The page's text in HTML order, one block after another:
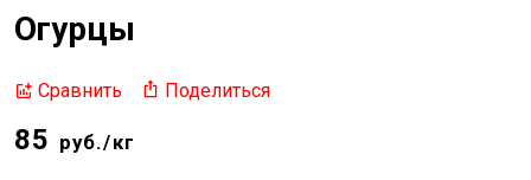
Огурцы
Сравнить Поделиться
85 руб./кг